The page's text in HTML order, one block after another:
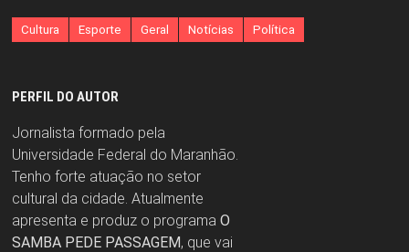
Cultura Esporte Geral Notícias Política
PERFIL DO AUTOR
Jornalista formado pela
Universidade Federal do Maranhão.
Tenho forte atuação no setor
cultural da cidade. Atualmente
apresenta e produz o programa O
SAMBA PEDE PASSAGEM, que vai